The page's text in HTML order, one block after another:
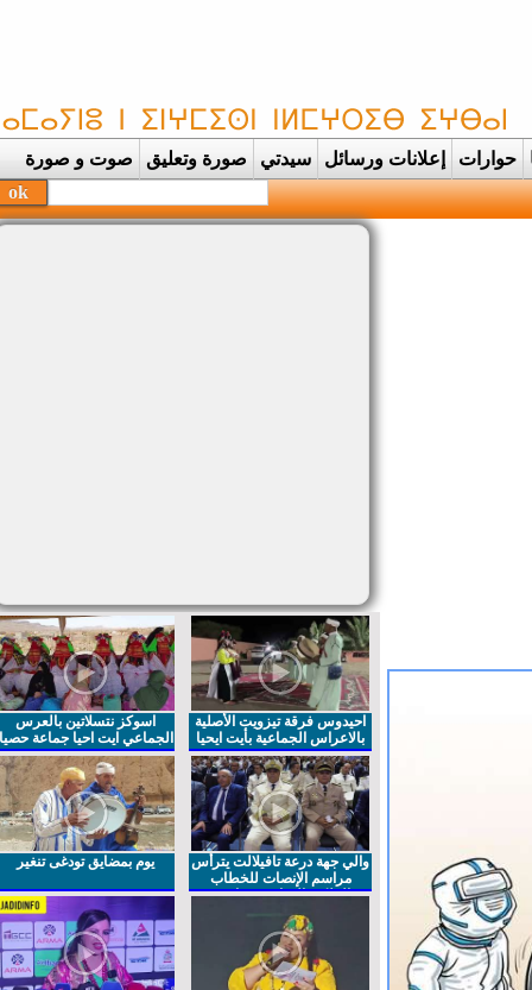
حوارات إعلانات ورسائل سيدتي صورة وتعليق صوت و صورة
احيدوس فرقة تيزويت الأصلية
بالاعراس الجماعية بأيت ايحيا
اسوكز نتسلاتين بالعرس
الجماعي ايت احيا جماعة حصيا
والي جهة درعة تافيلالت يترأس
مراسم الإنصات للخطاب
الملكي السامي بمناسبة
يوم بمضايق تودغى تنغير